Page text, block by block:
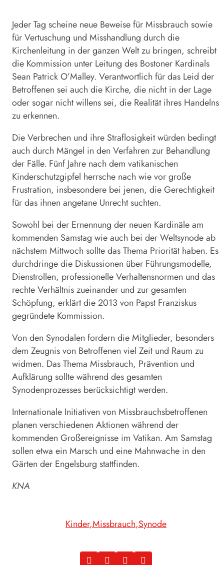
Jeder Tag scheine neue Beweise für Missbrauch sowie
für Vertuschung und Misshandlung durch die
Kirchenleitung in der ganzen Welt zu bringen, schreibt
die Kommission unter Leitung des Bostoner Kardinals
Sean Patrick O’Malley. Verantwortlich für das Leid der
Betroffenen sei auch die Kirche, die nicht in der Lage
oder sogar nicht willens sei, die Realität ihres Handelns
zu erkennen.
Die Verbrechen und ihre Straflosigkeit würden bedingt
auch durch Mängel in den Verfahren zur Behandlung
der Fälle. Fünf Jahre nach dem vatikanischen
Kinderschutzgipfel herrsche nach wie vor große
Frustration, insbesondere bei jenen, die Gerechtigkeit
für das ihnen angetane Unrecht suchten.
Sowohl bei der Ernennung der neuen Kardinäle am
kommenden Samstag wie auch bei der Weltsynode ab
nächstem Mittwoch sollte das Thema Priorität haben. Es
durchdringe die Diskussionen über Führungsmodelle,
Dienstrollen, professionelle Verhaltensnormen und das
rechte Verhältnis zueinander und zur gesamten
Schöpfung, erklärt die 2013 von Papst Franziskus
gegründete Kommission.
Von den Synodalen fordern die Mitglieder, besonders
dem Zeugnis von Betroffenen viel Zeit und Raum zu
widmen. Das Thema Missbrauch, Prävention und
Aufklärung sollte während des gesamten
Synodenprozesses berücksichtigt werden.
Internationale Initiativen von Missbrauchsbetroffenen
planen verschiedenen Aktionen während der
kommenden Großereignisse im Vatikan. Am Samstag
sollen etwa ein Marsch und eine Mahnwache in den
Gärten der Engelsburg stattfinden.
KNA
Kinder Missbrauch Synode